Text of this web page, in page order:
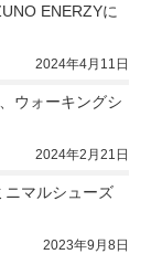
ENERZYに
2024年4月11日
ウォーキングシ
2024年2月21日
ニマルシューズ
2023年9月8日